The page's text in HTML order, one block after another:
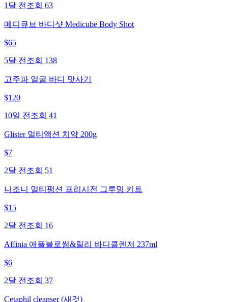
1달 전 조회 63
메디큐브 바디샷 Medicube Body Shot
$65
5달 전 조회 138
고주파 얼굴 바디 맛사기
$120
10일 전 조회 41
Glister 멀티액션 치약 200g
$7
2달 전 조회 51
니조니 멀티펑션 프리시전 그루밍 키트
$15
2달 전 조회 16
Affinia 애플블로썸&릴리 바디클렌저 237ml
$6
2달 전 조회 37
Cetaphil cleanser (새것)